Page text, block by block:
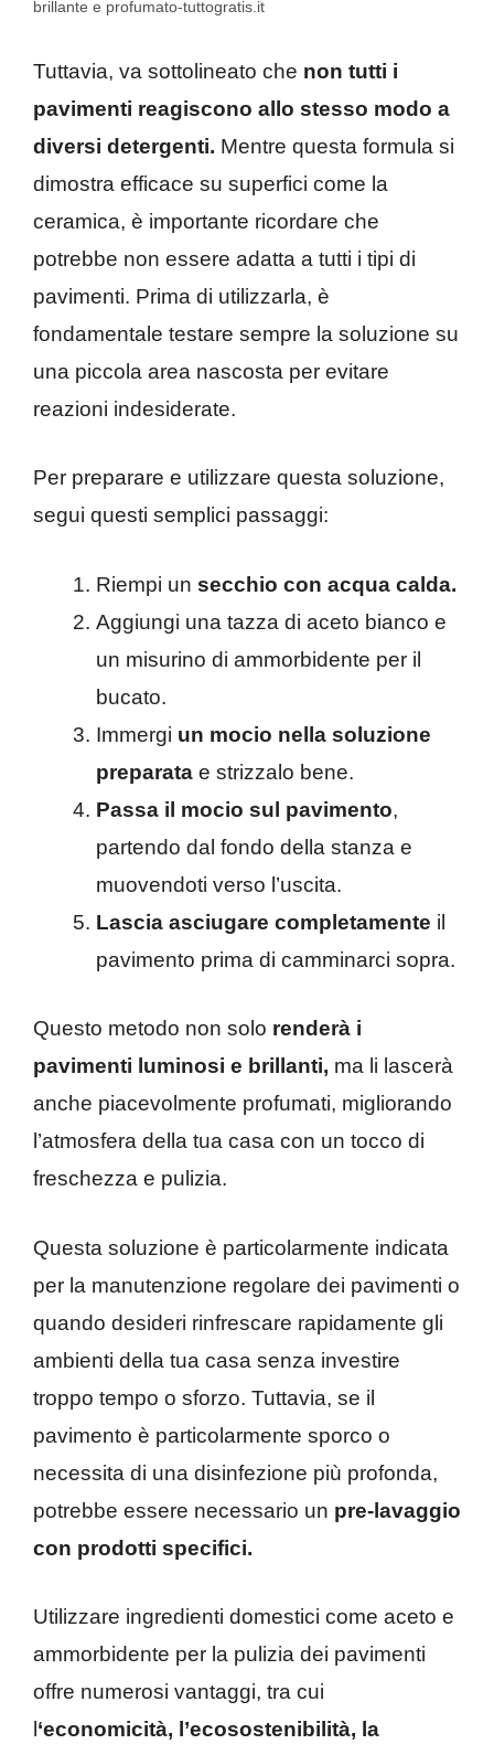
brillante e profumato-tuttogratis.it
Tuttavia, va sottolineato che non tutti i
pavimenti reagiscono allo stesso modo a
diversi detergenti. Mentre questa formula si
dimostra efficace su superfici come la
ceramica, è importante ricordare che
potrebbe non essere adatta a tutti i tipi di
pavimenti. Prima di utilizzarla, è
fondamentale testare sempre la soluzione su
una piccola area nascosta per evitare
reazioni indesiderate.
Per preparare e utilizzare questa soluzione,
segui questi semplici passaggi:
Riempi un secchio con acqua calda.
Aggiungi una tazza di aceto bianco e
un misurino di ammorbidente per il
bucato.
Immergi un mocio nella soluzione
preparata e strizzalo bene.
Passa il mocio sul pavimento,
partendo dal fondo della stanza e
muovendoti verso l’uscita.
Lascia asciugare completamente il
pavimento prima di camminarci sopra.
Questo metodo non solo renderà i
pavimenti luminosi e brillanti, ma li lascerà
anche piacevolmente profumati, migliorando
l’atmosfera della tua casa con un tocco di
freschezza e pulizia.
Questa soluzione è particolarmente indicata
per la manutenzione regolare dei pavimenti o
quando desideri rinfrescare rapidamente gli
ambienti della tua casa senza investire
troppo tempo o sforzo. Tuttavia, se il
pavimento è particolarmente sporco o
necessita di una disinfezione più profonda,
potrebbe essere necessario un pre-lavaggio
con prodotti specifici.
Utilizzare ingredienti domestici come aceto e
ammorbidente per la pulizia dei pavimenti
offre numerosi vantaggi, tra cui
‘economicità, l’ecosostenibilità, la